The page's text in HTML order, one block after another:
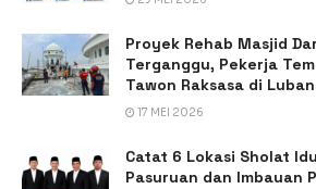
Proyek Rehab Masjid
Terganggu, Pekerja
Tawon Raksasa di
17 MEI 2026
Catat 6 Lokasi Sholat
Pasuruan dan Imbauan